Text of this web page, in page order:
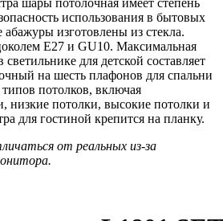
шары потолочная имеет степень
использования в бытовых
изготовлены из стекла.
Е27 и GU10. Максимальная
для детской составляет
на шесть плафонов для спальни
потолков, включая
низкие потолки, высокие потолки и
для гостиной крепится на планку.
от реальных из-за